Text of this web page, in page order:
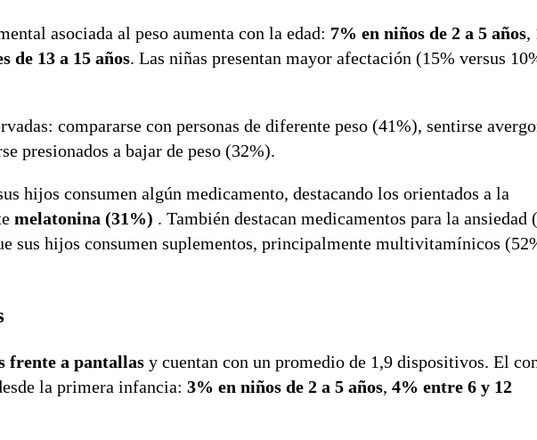
asociada al peso aumenta con la edad: 7% en niños de 2 a 5 años,
de 13 a 15 años. Las niñas presentan mayor afectación (15% versus
compararse con personas de diferente peso (41%), sentirse
presionados a bajar de peso (32%).
hijos consumen algún medicamento, destacando los orientados a la
melatonina (31%) . También destacan medicamentos para la ansiedad
sus hijos consumen suplementos, principalmente multivitamínicos
frente a pantallas y cuentan con un promedio de 1,9 dispositivos. El
la primera infancia: 3% en niños de 2 a 5 años, 4% entre 6 y 12